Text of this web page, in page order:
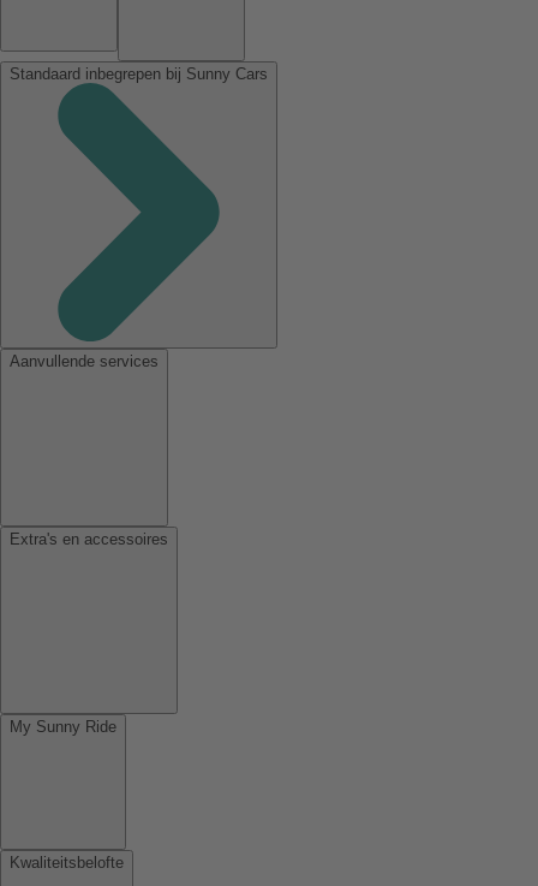
Standaard inbegrepen bij Sunny Cars
Aanvullende services
Extra's en accessoires
My Sunny Ride
Kwaliteitsbelofte